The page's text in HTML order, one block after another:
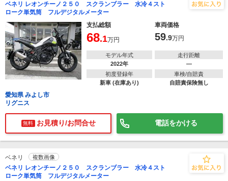
ベネリ レオンチーノ２５０ スクランブラー 水冷４スト
ローク単気筒 フルデジタルメーター
支払総額
車両価格
68.1万円 59.9万円
モデル年式
2022年
走行距離
―
初度登録年
新車 (在庫あり)
車検/自賠責
自賠責保険無し
愛知県 みよし市
リグニス
無料 お見積り/お問合せ 電話をかける
ベネリ 複数画像
ベネリ レオンチーノ２５０ スクランブラー 水冷４スト
ローク単気筒 フルデジタルメーター